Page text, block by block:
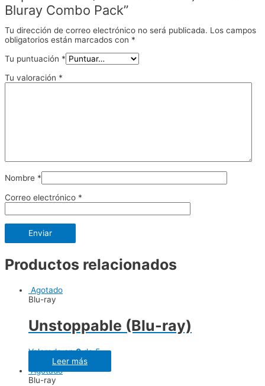
Bluray Combo Pack”
Tu dirección de correo electrónico no será publicada. Los campos
obligatorios están marcados con *
Tu puntuación *
Tu valoración *
Nombre *
Correo electrónico *
Productos relacionados
Agotado
Blu-ray
Unstoppable (Blu-ray)
Valorado en0de 5
Leer más
Agotado
Blu-ray